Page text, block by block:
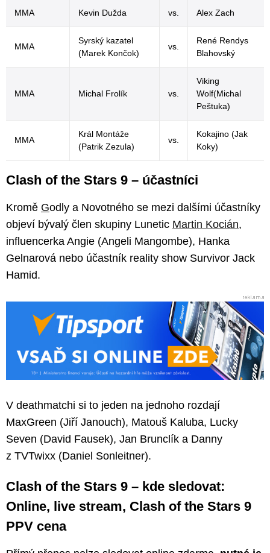
MMA Kevin Dužda vs. Alex Zach
MMA
Syrský kazatel
(Marek Končok)
vs.
René Rendys
Blahovský
MMA Michal Frolík vs.
Viking
Wolf(Michal
Peštuka)
MMA
Král Montáže
(Patrik Zezula)
vs.
Kokajino (Jak
Koky)
Clash of the Stars 9 – účastníci
Kromě Godly a Novotného se mezi dalšími účastníky
objeví bývalý člen skupiny Lunetic Martin Kocián,
influencerka Angie (Angeli Mangombe), Hanka
Gelnarová nebo účastník reality show Survivor Jack
Hamid.
V deathmatchi si to jeden na jednoho rozdají
MaxGreen (Jiří Janouch), Matouš Kaluba, Lucky
Seven (David Fausek), Jan Brunclík a Danny
z TVTwixx (Daniel Sonleitner).
Clash of the Stars 9 – kde sledovat:
Online, live stream, Clash of the Stars 9
PPV cena